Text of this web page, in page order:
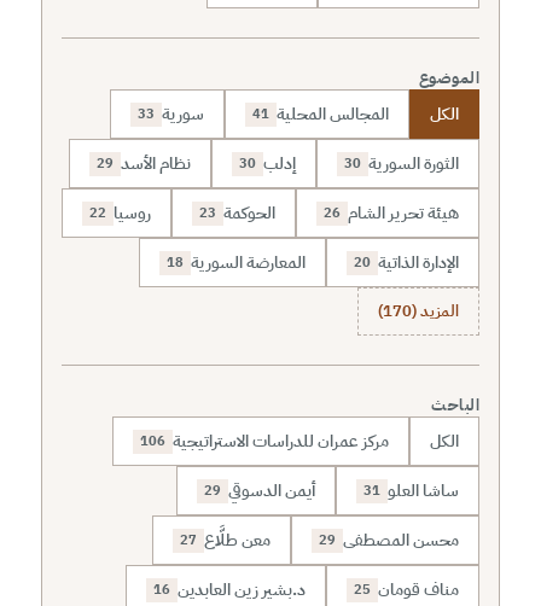
الموضوع
الكل المجالس المحلية 41 سورية 33
الثورة السورية 30 إدلب 30 نظام الأسد 29
هيئة تحرير الشام 26 الحوكمة 23 روسيا 22
الإدارة الذاتية 20 المعارضة السورية 18
المزيد (170)
الباحث
الكل مركز عمران للدراسات الاستراتيجية 106
ساشا العلو 31 أيمن الدسوقي 29
محسن المصطفى 29 معن طلَّاع 27
مناف قومان 25 د.بشير زين العابدين 16